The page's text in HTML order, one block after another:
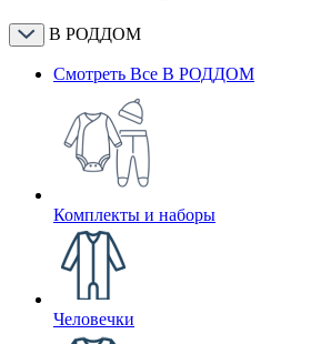
В РОДДОМ
Смотреть Все В РОДДОМ
Комплекты и наборы
Человечки